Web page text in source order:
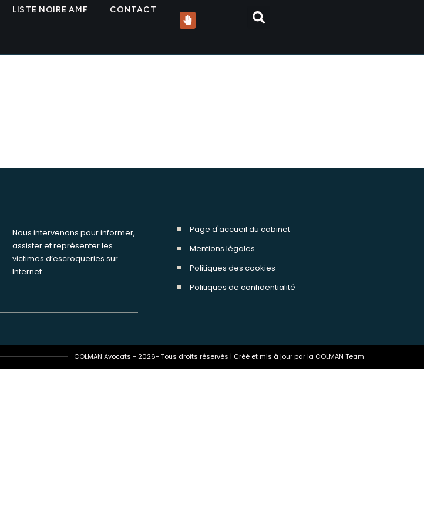
LISTE NOIRE AMF CONTACT
Internet.
Page d'accueil du cabinet
Mentions légales
Politiques des cookies
Politiques de confidentialité
COLMAN Avocats - 2026- Tous droits réservés | Créé et mis à jour par la COLMAN Team